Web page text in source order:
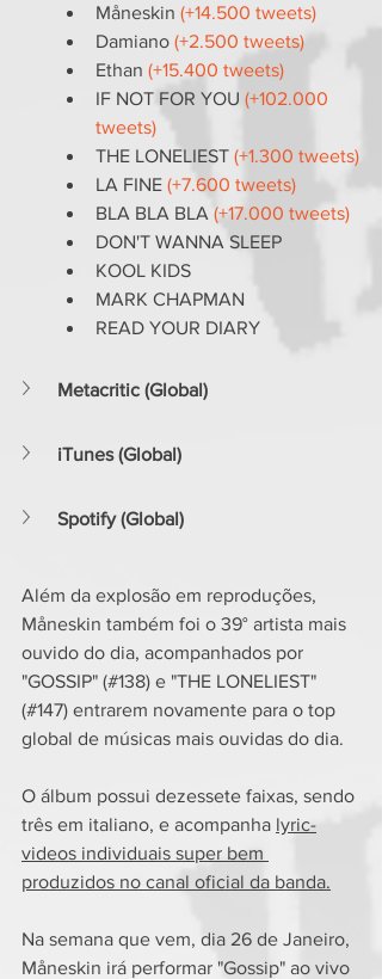
Måneskin (+14.500 tweets)
Damiano (+2.500 tweets)
Ethan (+15.400 tweets)
IF NOT FOR YOU (+102.000
tweets)
THE LONELIEST (+1.300 tweets)
LA FINE (+7.600 tweets)
BLA BLA BLA (+17.000 tweets)
DON'T WANNA SLEEP
KOOL KIDS
MARK CHAPMAN
READ YOUR DIARY
Metacritic (Global)
iTunes (Global)
Spotify (Global)
Além da explosão em reproduções,
Måneskin também foi o 39° artista mais
ouvido do dia, acompanhados por
"GOSSIP" (#138) e "THE LONELIEST"
(#147) entrarem novamente para o top
global de músicas mais ouvidas do dia.
O álbum possui dezessete faixas, sendo
três em italiano, e acompanha lyric-
videos individuais super bem
produzidos no canal oficial da banda.
Na semana que vem, dia 26 de Janeiro,
Måneskin irá performar "Gossip" ao vivo